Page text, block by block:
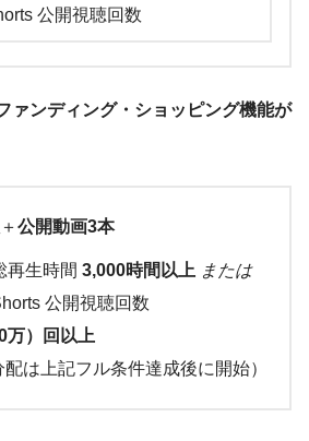
公開視聴回数
ァンディング・ショッピング機能が
＋公開動画3本
再生時間 3,000時間以上 または
公開視聴回数
万）回以上
配は上記フル条件達成後に開始）